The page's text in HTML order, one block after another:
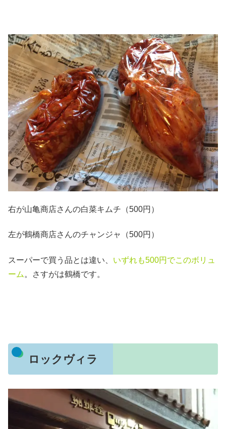
右が山亀商店さんの白菜キムチ（500円）
左が鶴橋商店さんのチャンジャ（500円）
スーパーで買う品とは違い、 いずれも500円でこのボリュ
ーム 。さすがは鶴橋です。
ロックヴィラ